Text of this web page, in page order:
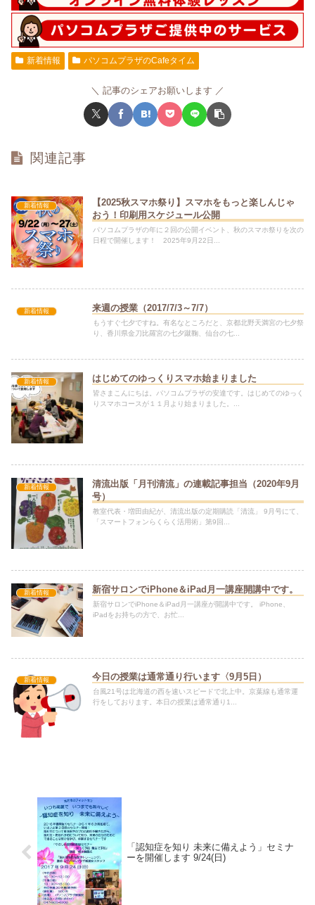
新着情報 パソコムプラザのCafeタイム
記事のシェアお願いします
関連記事
新着情報
【2025秋スマホ祭り】スマホをもっと楽しんじゃ
おう！印刷用スケジュール公開
パソコムプラザの年に２回の公開イベント、秋のスマホ祭りを次の
日程で開催します！ 2025年9月22日...
新着情報 来週の授業（2017/7/3～7/7）
もうすぐ七夕ですね。有名なところだと、京都北野天満宮の七夕祭
り、香川県金刀比羅宮の七夕蹴鞠、仙台の七...
新着情報 はじめてのゆっくりスマホ始まりました
皆さまこんにちは。パソコムプラザの安達です。はじめてのゆっく
りスマホコースが１１月より始まりました。...
新着情報
清流出版「月刊清流」の連載記事担当（2020年9月
号）
教室代表・増田由紀が、清流出版の定期購読「清流」 9月号にて、
「スマートフォンらくらく活用術」第9回...
新着情報 新宿サロンでiPhone＆iPad月一講座開講中です。
新宿サロンでiPhone＆iPad月一講座が開講中です。 iPhone、
iPadをお持ちの方で、お忙...
新着情報 今日の授業は通常通り行います〈9月5日）
台風21号は北海道の西を速いスピードで北上中。京葉線も通常運
行をしております。本日の授業は通常通り1...
「認知症を知り 未来に備えよう」セミナ
ーを開催します 9/24(日)